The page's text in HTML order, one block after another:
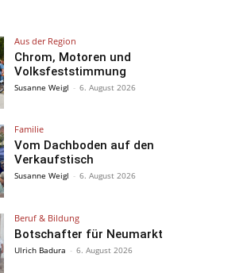
Aus der Region
Chrom, Motoren und
Volksfeststimmung
Susanne Weigl - 6. August 2026
Familie
Vom Dachboden auf den
Verkaufstisch
Susanne Weigl - 6. August 2026
Beruf & Bildung
Botschafter für Neumarkt
Ulrich Badura - 6. August 2026